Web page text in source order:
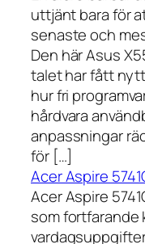
uttjänt bara för
senaste och
Den här Asus
talet har fått
hur fri
hårdvara
anpassningar
för […]
Acer Aspire
Acer Aspire
som fortfarande
vardagsuppgifter